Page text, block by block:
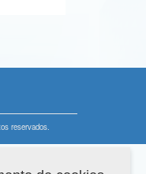
reservados.